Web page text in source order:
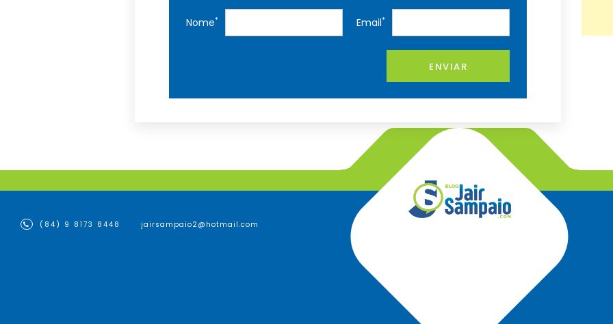
Nome* Email*
ENVIAR
(84) 9 8173 8448 jairsampaio2@hotmail.com